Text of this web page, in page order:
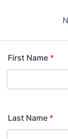
First Name *
Last Name *